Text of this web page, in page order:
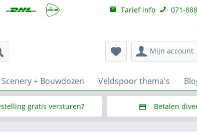
Tarief info 071-
Mijn account
Scenery + Bouwdozen Veldspoor thema's
gratis versturen? Betalen